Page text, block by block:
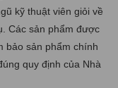
kỹ thuật viên giỏi về
Các sản phẩm được
bảo sản phẩm chính
quy định của Nhà